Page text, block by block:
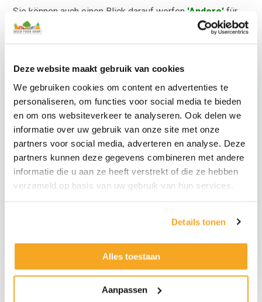
Deze website maakt gebruik van cookies
We gebruiken cookies om content en advertenties te
personaliseren, om functies voor social media te bieden
en om ons websiteverkeer te analyseren. Ook delen we
informatie over uw gebruik van onze site met onze
partners voor social media, adverteren en analyse. Deze
partners kunnen deze gegevens combineren met andere
informatie die u aan ze heeft verstrekt of die ze hebben
verzameld op basis van uw gebruik van hun services.
Details tonen
Alles toestaan
Aanpassen
Sie können auch einen Blick darauf werfen 'Andere' für
alle Arten von gefälschten Lebensmitteln.
Gefälschtes Garnelen-
Namaak
Set
€8,95€7,40 exkl.
Namaak
Zwammen
Set
Menge